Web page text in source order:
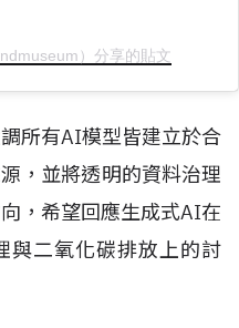
）分享的貼文
所有AI模型皆建立於合
，並將透明的資料治理
，希望回應生成式AI在
與二氧化碳排放上的討